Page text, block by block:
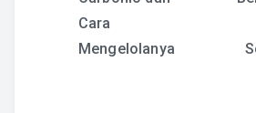
Cara
Mengelolanya